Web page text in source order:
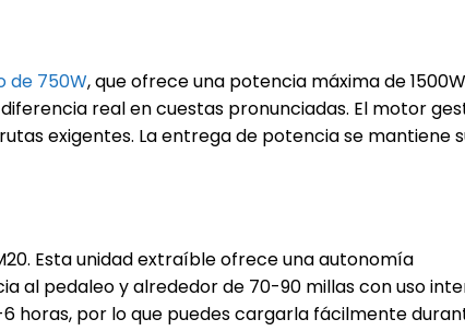
de 750W, que ofrece una potencia máxima de
real en cuestas pronunciadas. El motor
exigentes. La entrega de potencia se mantiene
Esta unidad extraíble ofrece una autonomía
al pedaleo y alrededor de 70-90 millas con uso
horas, por lo que puedes cargarla fácilmente